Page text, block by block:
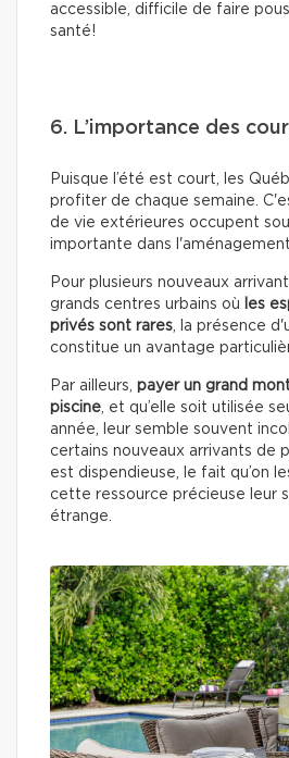
accessible, difficile de faire
santé!
6. L’importance des
Puisque l’été est court, les
profiter de chaque semaine.
de vie extérieures occupent
importante dans
Pour plusieurs nouveaux
grands centres urbains où
les
privés sont rares, la présence
constitue un avantage
Par ailleurs, payer un grand
piscine, et qu’elle soit utilisée
année, leur semble souvent
certains nouveaux arrivants de
est dispendieuse, le fait qu’on
cette ressource précieuse leur
étrange.